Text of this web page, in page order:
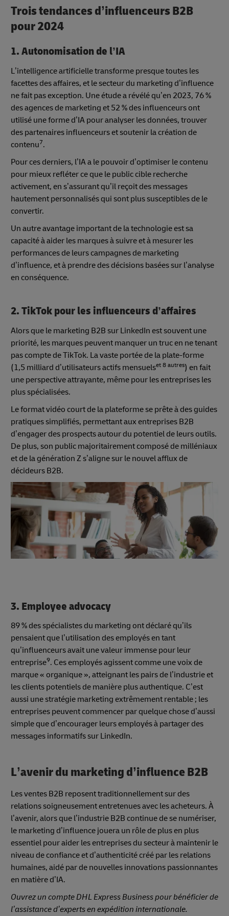
Trois tendances d’influenceurs B2B
pour 2024
1. Autonomisation de l’IA
L’intelligence artificielle transforme presque toutes les
facettes des affaires, et le secteur du marketing d’influence
ne fait pas exception. Une étude a révélé qu’en 2023, 76 %
des agences de marketing et 52 % des influenceurs ont
utilisé une forme d’IA pour analyser les données, trouver
des partenaires influenceurs et soutenir la création de
contenu7.
Pour ces derniers, l’IA a le pouvoir d’optimiser le contenu
pour mieux refléter ce que le public cible recherche
activement, en s’assurant qu’il reçoit des messages
hautement personnalisés qui sont plus susceptibles de le
convertir.
Un autre avantage important de la technologie est sa
capacité à aider les marques à suivre et à mesurer les
performances de leurs campagnes de marketing
d’influence, et à prendre des décisions basées sur l’analyse
en conséquence.
2. TikTok pour les influenceurs d’affaires
Alors que le marketing B2B sur LinkedIn est souvent une
priorité, les marques peuvent manquer un truc en ne tenant
pas compte de TikTok. La vaste portée de la plate-forme
(1,5 milliard d’utilisateurs actifs mensuelset 8 autres) en fait
une perspective attrayante, même pour les entreprises les
plus spécialisées.
Le format vidéo court de la plateforme se prête à des guides
pratiques simplifiés, permettant aux entreprises B2B
d’engager des prospects autour du potentiel de leurs outils.
De plus, son public majoritairement composé de milléniaux
et de la génération Z s’aligne sur le nouvel afflux de
décideurs B2B.
3. Employee advocacy
89 % des spécialistes du marketing ont déclaré qu’ils
pensaient que l’utilisation des employés en tant
qu’influenceurs avait une valeur immense pour leur
entreprise9. Ces employés agissent comme une voix de
marque « organique », atteignant les pairs de l’industrie et
les clients potentiels de manière plus authentique. C’est
aussi une stratégie marketing extrêmement rentable ; les
entreprises peuvent commencer par quelque chose d’aussi
simple que d’encourager leurs employés à partager des
messages informatifs sur LinkedIn.
L’avenir du marketing d’influence B2B
Les ventes B2B reposent traditionnellement sur des
relations soigneusement entretenues avec les acheteurs. À
l’avenir, alors que l’industrie B2B continue de se numériser,
le marketing d’influence jouera un rôle de plus en plus
essentiel pour aider les entreprises du secteur à maintenir le
niveau de confiance et d’authenticité créé par les relations
humaines, aidé par de nouvelles innovations passionnantes
en matière d’IA.
Ouvrez un compte DHL Express Business pour bénéficier de
l’assistance d’experts en expédition internationale.